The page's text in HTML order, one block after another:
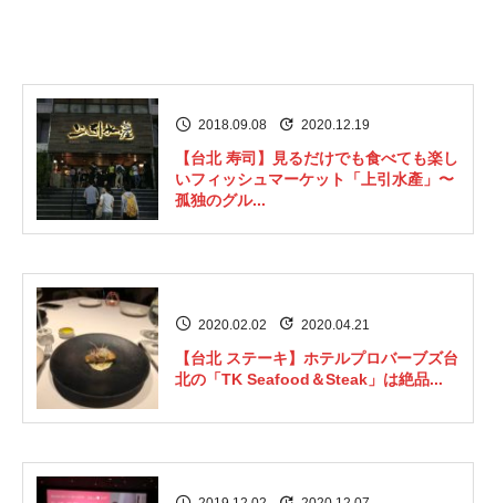
2018.09.08 2020.12.19
【台北 寿司】見るだけでも食べても楽し
いフィッシュマーケット「上引水產」〜
孤独のグル...
2020.02.02 2020.04.21
【台北 ステーキ】ホテルプロバーブズ台
北の「TK Seafood＆Steak」は絶品...